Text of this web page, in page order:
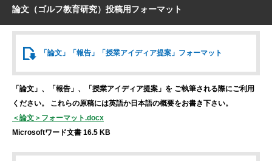
論文（ゴルフ教育研究）投稿用フォーマット
「論文」「報告」 「授業アイディア提案」 フォーマット
「論文」、「報告」、「授業アイディア提案」を ご執筆される際にご利用
ください。
これらの原稿には英語か日本語の概要をお書き下さい。
＜論文＞フォーマット.docx
Microsoftワード文書 16.5 KB